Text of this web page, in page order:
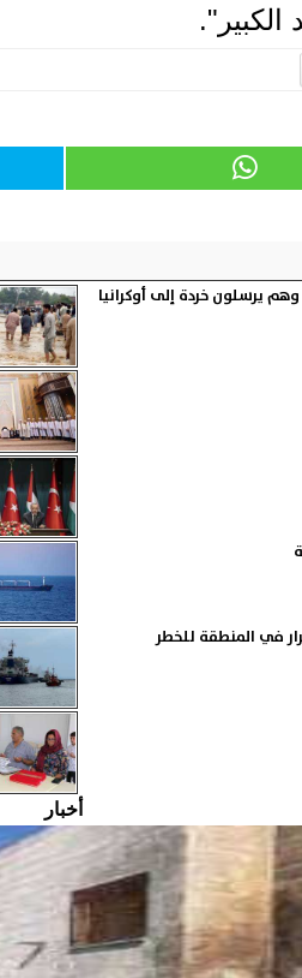
الكبير".
يرسلون خردة إلى أوكرانيا
في المنطقة للخطر
أخبار